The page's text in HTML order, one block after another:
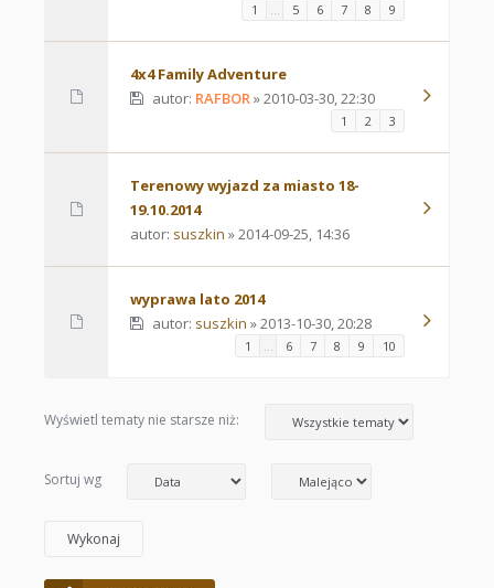
1 … 5 6 7 8 9
4x4 Family Adventure
autor: RAFBOR» 2010-03-30, 22:30
1 2 3
Terenowy wyjazd za miasto 18-
19.10.2014
autor: suszkin » 2014-09-25, 14:36
wyprawa lato 2014
autor: suszkin » 2013-10-30, 20:28
1 … 6 7 8 9 10
Wyświetl tematy nie starsze niż:
Sortuj wg